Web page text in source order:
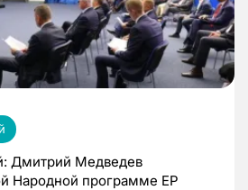
Дмитрий Медведев
Народной программе ЕР